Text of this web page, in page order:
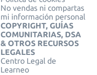
No vendas ni compartas
mi información personal
COPYRIGHT, GUÍAS
COMUNITARIAS, DSA
& OTROS RECURSOS
LEGALES
Centro Legal de
Learneo